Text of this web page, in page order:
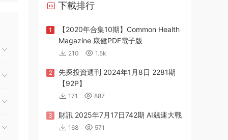
下載排行
1
【2020年合集10期】Common Health
Magazine 康健PDF電子版
210 1.5k
2
先探投資週刊 2024年1月8日 2281期
【92P】
171 887
3 財訊 2025年7月17日742期 AI飆速大戰
168 571